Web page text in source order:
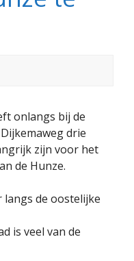
onlangs bij de
drie
zijn voor het
de Hunze.
de oostelijke
is veel van de